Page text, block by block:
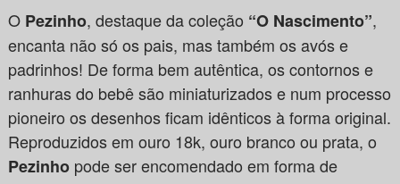
O Pezinho, destaque da coleção “O Nascimento”,
encanta não só os pais, mas também os avós e
padrinhos! De forma bem autêntica, os contornos e
ranhuras do bebê são miniaturizados e num processo
pioneiro os desenhos ficam idênticos à forma original.
Reproduzidos em ouro 18k, ouro branco ou prata, o
Pezinhopode ser encomendado em forma de